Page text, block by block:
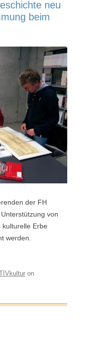
neu
beim
der FH
von
Erbe
werden.
on